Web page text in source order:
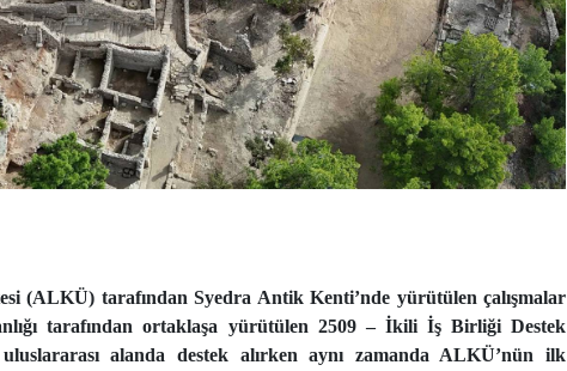
(ALKÜ) tarafından Syedra Antik Kenti’nde yürütülen çalışmalar
tarafından ortaklaşa yürütülen 2509 – İkili İş Birliği Destek
alanda destek alırken aynı zamanda ALKÜ’nün ilk